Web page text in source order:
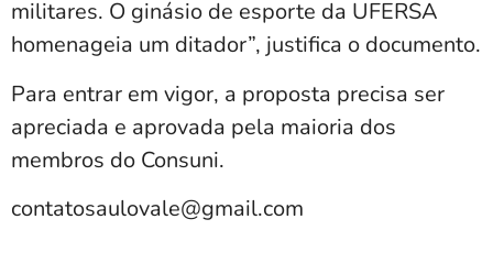
militares. O ginásio de esporte da UFERSA
homenageia um ditador”, justifica o documento.
Para entrar em vigor, a proposta precisa ser
apreciada e aprovada pela maioria dos
membros do Consuni.
contatosaulovale@gmail.com